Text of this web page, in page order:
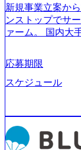
新規事業立案か
ンストップでサ
ァーム。 国内大
もっと自由に誠
張って会社が好
たい」という想
社出身者など、
すく魅力的な環
ら「働きがいの
出されている。
応募期限
スケジュール